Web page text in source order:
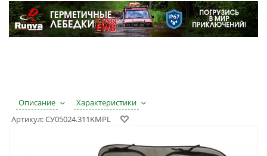
Описание
Характеристики
Артикул:СУ05024.311KMPL